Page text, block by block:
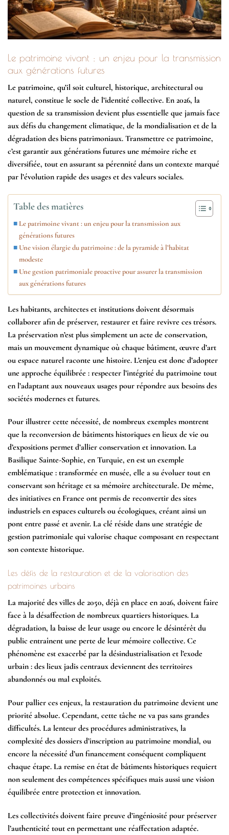
Le patrimoine vivant : un enjeu pour la transmission
aux générations futures
Le patrimoine, qu’il soit culturel, historique, architectural ou
naturel, constitue le socle de l’identité collective. En 2026, la
question de sa transmission devient plus essentielle que jamais face
aux défis du changement climatique, de la mondialisation et de la
dégradation des biens patrimoniaux. Transmettre ce patrimoine,
c’est garantir aux générations futures une mémoire riche et
diversifiée, tout en assurant sa pérennité dans un contexte marqué
par l’évolution rapide des usages et des valeurs sociales.
Table des matières
Le patrimoine vivant : un enjeu pour la transmission aux
générations futures
Une vision élargie du patrimoine : de la pyramide à l’habitat
modeste
Une gestion patrimoniale proactive pour assurer la transmission
aux générations futures
Les habitants, architectes et institutions doivent désormais
collaborer afin de préserver, restaurer et faire revivre ces trésors.
La préservation n’est plus simplement un acte de conservation,
mais un mouvement dynamique où chaque bâtiment, œuvre d’art
ou espace naturel raconte une histoire. L’enjeu est donc d’adopter
une approche équilibrée : respecter l’intégrité du patrimoine tout
en l’adaptant aux nouveaux usages pour répondre aux besoins des
sociétés modernes et futures.
Pour illustrer cette nécessité, de nombreux exemples montrent
que la reconversion de bâtiments historiques en lieux de vie ou
d’expositions permet d’allier conservation et innovation. La
Basilique Sainte-Sophie, en Turquie, en est un exemple
emblématique : transformée en musée, elle a su évoluer tout en
conservant son héritage et sa mémoire architecturale. De même,
des initiatives en France ont permis de reconvertir des sites
industriels en espaces culturels ou écologiques, créant ainsi un
pont entre passé et avenir. La clé réside dans une stratégie de
gestion patrimoniale qui valorise chaque composant en respectant
son contexte historique.
Les défis de la restauration et de la valorisation des
patrimoines urbains
La majorité des villes de 2050, déjà en place en 2026, doivent faire
face à la désaffection de nombreux quartiers historiques. La
dégradation, la baisse de leur usage ou encore le désintérêt du
public entraînent une perte de leur mémoire collective. Ce
phénomène est exacerbé par la désindustrialisation et l’exode
urbain : des lieux jadis centraux deviennent des territoires
abandonnés ou mal exploités.
Pour pallier ces enjeux, la restauration du patrimoine devient une
priorité absolue. Cependant, cette tâche ne va pas sans grandes
difficultés. La lenteur des procédures administratives, la
complexité des dossiers d’inscription au patrimoine mondial, ou
encore la nécessité d’un financement conséquent compliquent
chaque étape. La remise en état de bâtiments historiques requiert
non seulement des compétences spécifiques mais aussi une vision
équilibrée entre protection et innovation.
Les collectivités doivent faire preuve d’ingéniosité pour préserver
l’authenticité tout en permettant une réaffectation adaptée.